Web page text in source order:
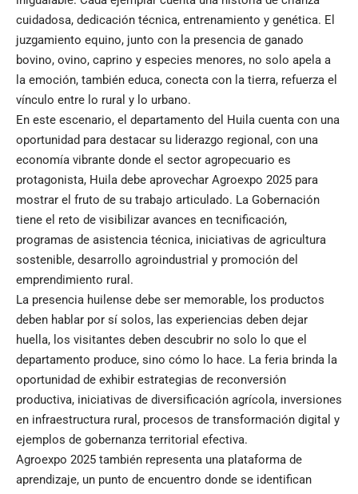
cuidadosa, dedicación técnica, entrenamiento y genética. El
juzgamiento equino, junto con la presencia de ganado
bovino, ovino, caprino y especies menores, no solo apela a
la emoción, también educa, conecta con la tierra, refuerza el
vínculo entre lo rural y lo urbano.
En este escenario, el departamento del Huila cuenta con una
oportunidad para destacar su liderazgo regional, con una
economía vibrante donde el sector agropecuario es
protagonista, Huila debe aprovechar Agroexpo 2025 para
mostrar el fruto de su trabajo articulado. La Gobernación
tiene el reto de visibilizar avances en tecnificación,
programas de asistencia técnica, iniciativas de agricultura
sostenible, desarrollo agroindustrial y promoción del
emprendimiento rural.
La presencia huilense debe ser memorable, los productos
deben hablar por sí solos, las experiencias deben dejar
huella, los visitantes deben descubrir no solo lo que el
departamento produce, sino cómo lo hace. La feria brinda la
oportunidad de exhibir estrategias de reconversión
productiva, iniciativas de diversificación agrícola, inversiones
en infraestructura rural, procesos de transformación digital y
ejemplos de gobernanza territorial efectiva.
Agroexpo 2025 también representa una plataforma de
aprendizaje, un punto de encuentro donde se identifican